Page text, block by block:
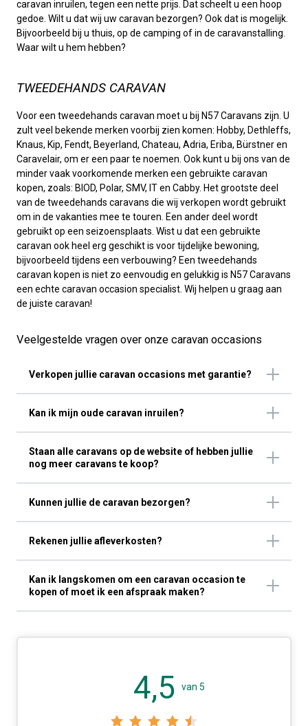
caravan inruilen, tegen een nette prijs. Dat scheelt u een hoop
gedoe. Wilt u dat wij uw caravan bezorgen? Ook dat is mogelijk.
Bijvoorbeeld bij u thuis, op de camping of in de caravanstalling.
Waar wilt u hem hebben?
TWEEDEHANDS CARAVAN
Voor een tweedehands caravan moet u bij N57 Caravans zijn. U
zult veel bekende merken voorbij zien komen: Hobby, Dethleffs,
Knaus, Kip, Fendt, Beyerland, Chateau, Adria, Eriba, Bürstner en
Caravelair, om er een paar te noemen. Ook kunt u bij ons van de
minder vaak voorkomende merken een gebruikte caravan
kopen, zoals: BIOD, Polar, SMV, IT en Cabby. Het grootste deel
van de tweedehands caravans die wij verkopen wordt gebruikt
om in de vakanties mee te touren. Een ander deel wordt
gebruikt op een seizoensplaats. Wist u dat een gebruikte
caravan ook heel erg geschikt is voor tijdelijke bewoning,
bijvoorbeeld tijdens een verbouwing? Een tweedehands
caravan kopen is niet zo eenvoudig en gelukkig is N57 Caravans
een echte caravan occasion specialist. Wij helpen u graag aan
de juiste caravan!
Veelgestelde vragen over onze caravan occasions
Verkopen jullie caravan occasions met garantie?
Kan ik mijn oude caravan inruilen?
Staan alle caravans op de website of hebben jullie
nog meer caravans te koop?
Kunnen jullie de caravan bezorgen?
Rekenen jullie afleverkosten?
Kan ik langskomen om een caravan occasion te
kopen of moet ik een afspraak maken?
4,5 van 5